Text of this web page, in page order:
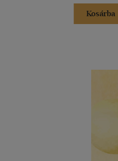
Kosárba